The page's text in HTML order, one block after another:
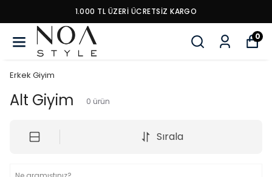
1.000 TL ÜZERI ÜCRETSIZ KARGO
0
Erkek Giyim
Alt Giyim 0 ürün
Sırala